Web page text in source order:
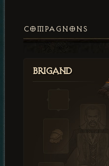
COMPAGNONS
Brigand